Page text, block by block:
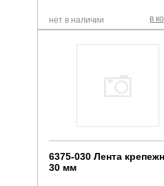
в
нет в наличии
6375-030 Лента
30 мм